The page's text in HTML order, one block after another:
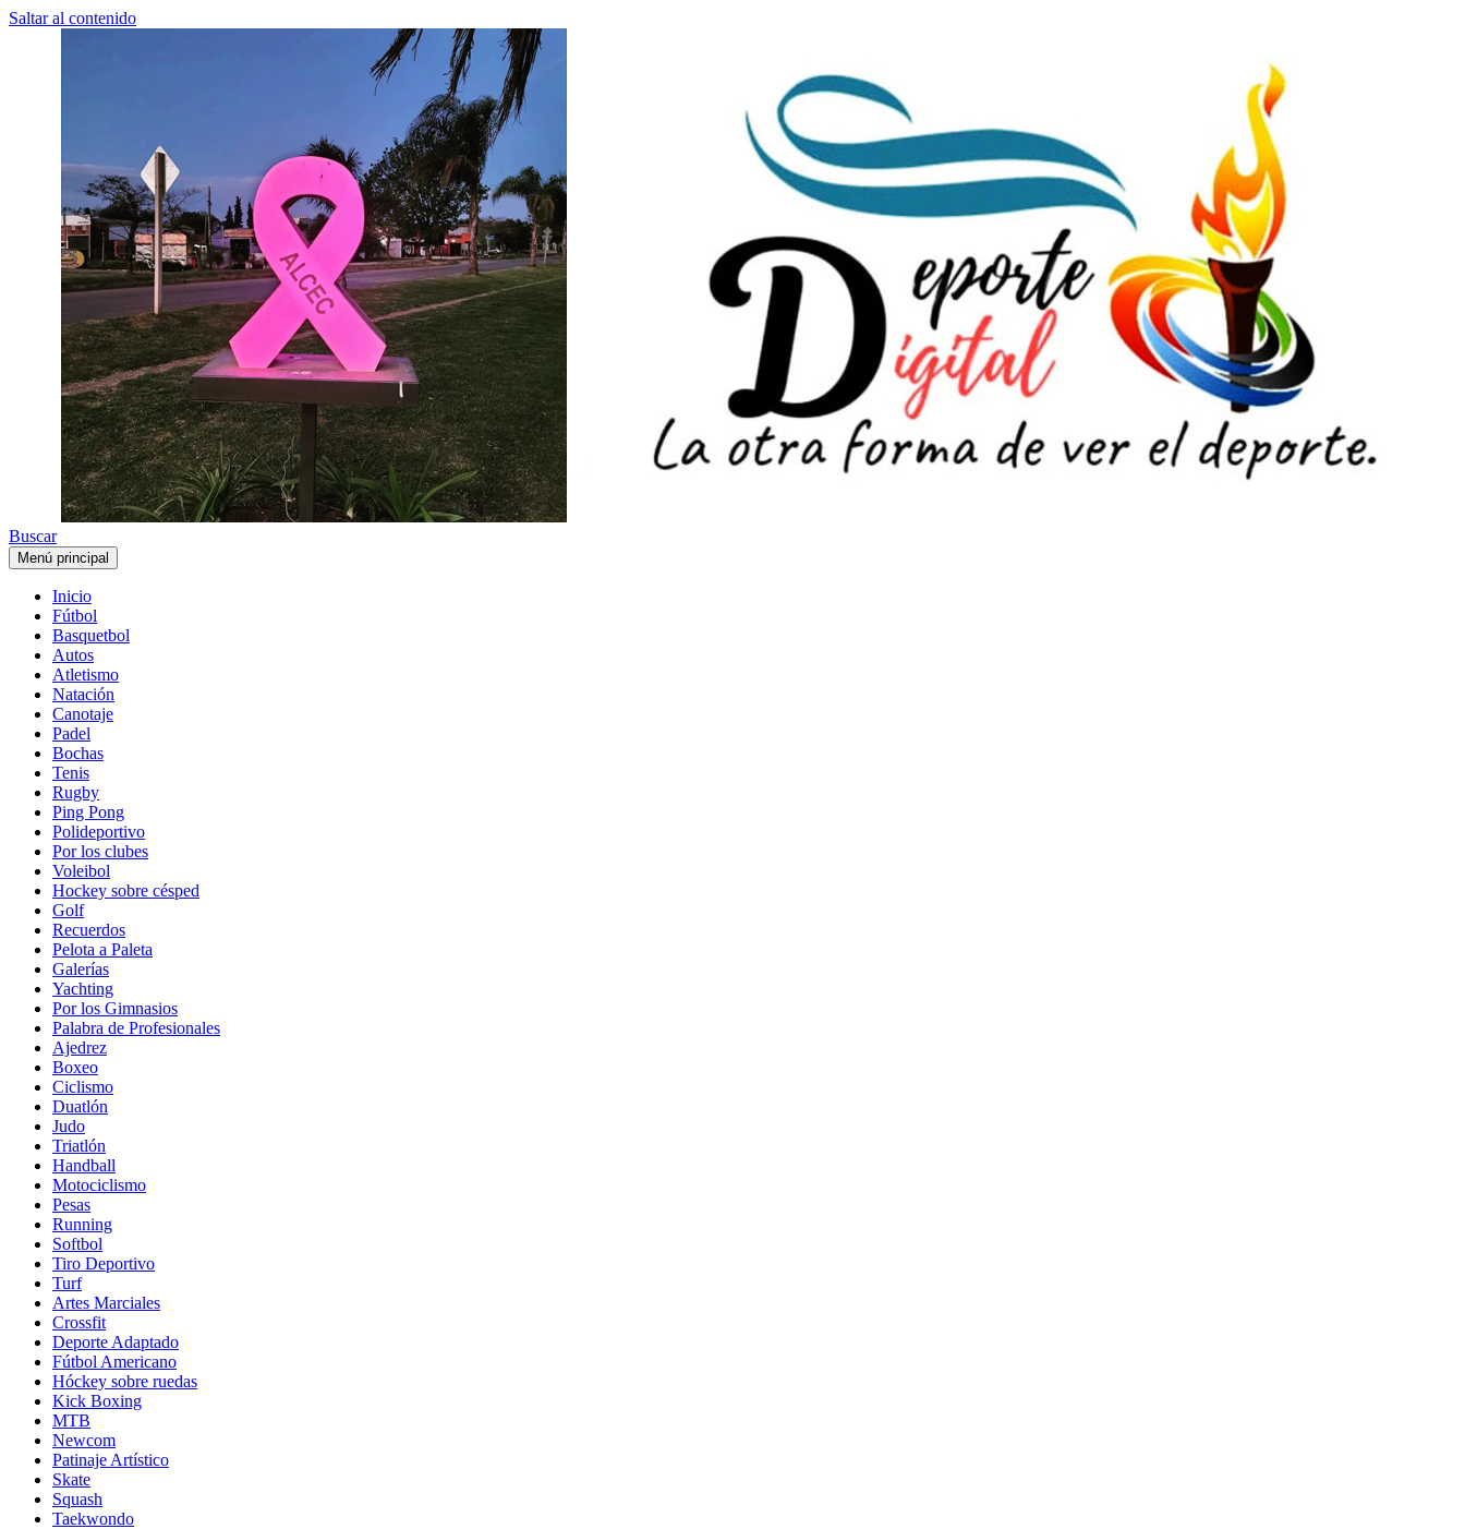
Saltar al contenido
Buscar
Menú principal
Inicio
Fútbol
Basquetbol
Autos
Atletismo
Natación
Canotaje
Padel
Bochas
Tenis
Rugby
Ping Pong
Polideportivo
Por los clubes
Voleibol
Hockey sobre césped
Golf
Recuerdos
Pelota a Paleta
Galerías
Yachting
Por los Gimnasios
Palabra de Profesionales
Ajedrez
Boxeo
Ciclismo
Duatlón
Judo
Triatlón
Handball
Motociclismo
Pesas
Running
Softbol
Tiro Deportivo
Turf
Artes Marciales
Crossfit
Deporte Adaptado
Fútbol Americano
Hóckey sobre ruedas
Kick Boxing
MTB
Newcom
Patinaje Artístico
Skate
Squash
Taekwondo